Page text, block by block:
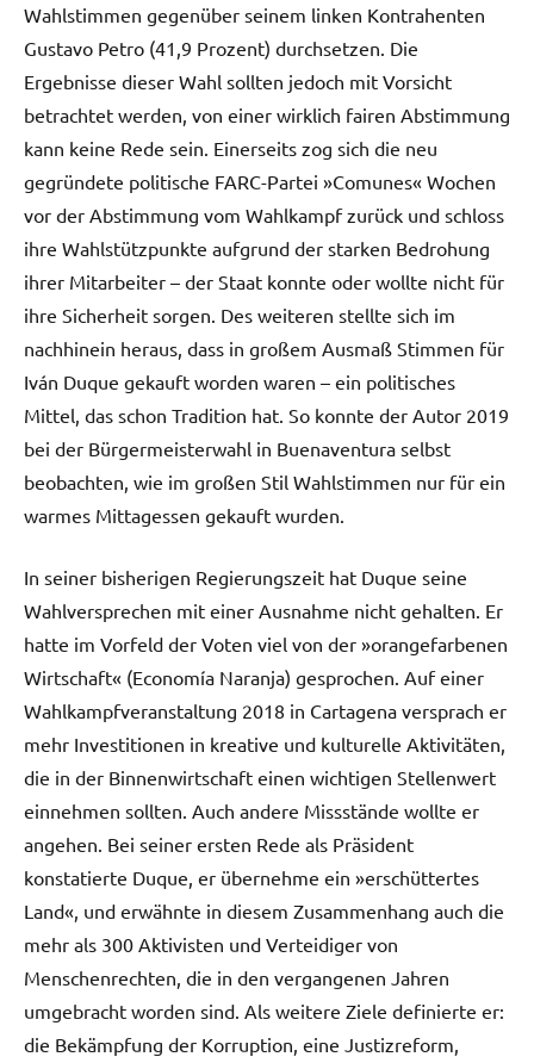
Wahlstimmen gegenüber seinem linken Kontrahenten
Gustavo Petro (41,9 Prozent) durchsetzen. Die
Ergebnisse dieser Wahl sollten jedoch mit Vorsicht
betrachtet werden, von einer wirklich fairen Abstimmung
kann keine Rede sein. Einerseits zog sich die neu
gegründete politische FARC-Partei »Comunes« Wochen
vor der Abstimmung vom Wahlkampf zurück und schloss
ihre Wahlstützpunkte aufgrund der starken Bedrohung
ihrer Mitarbeiter – der Staat konnte oder wollte nicht für
ihre Sicherheit sorgen. Des weiteren stellte sich im
nachhinein heraus, dass in großem Ausmaß Stimmen für
Iván Duque gekauft worden waren – ein politisches
Mittel, das schon Tradition hat. So konnte der Autor 2019
bei der Bürgermeisterwahl in Buenaventura selbst
beobachten, wie im großen Stil Wahlstimmen nur für ein
warmes Mittagessen gekauft wurden.
In seiner bisherigen Regierungszeit hat Duque seine
Wahlversprechen mit einer Ausnahme nicht gehalten. Er
hatte im Vorfeld der Voten viel von der »orangefarbenen
Wirtschaft« (Economía Naranja) gesprochen. Auf einer
Wahlkampfveranstaltung 2018 in Cartagena versprach er
mehr Investitionen in kreative und kulturelle Aktivitäten,
die in der Binnenwirtschaft einen wichtigen Stellenwert
einnehmen sollten. Auch andere Missstände wollte er
angehen. Bei seiner ersten Rede als Präsident
konstatierte Duque, er übernehme ein »erschüttertes
Land«, und erwähnte in diesem Zusammenhang auch die
mehr als 300 Aktivisten und Verteidiger von
Menschenrechten, die in den vergangenen Jahren
umgebracht worden sind. Als weitere Ziele definierte er:
die Bekämpfung der Korruption, eine Justizreform,